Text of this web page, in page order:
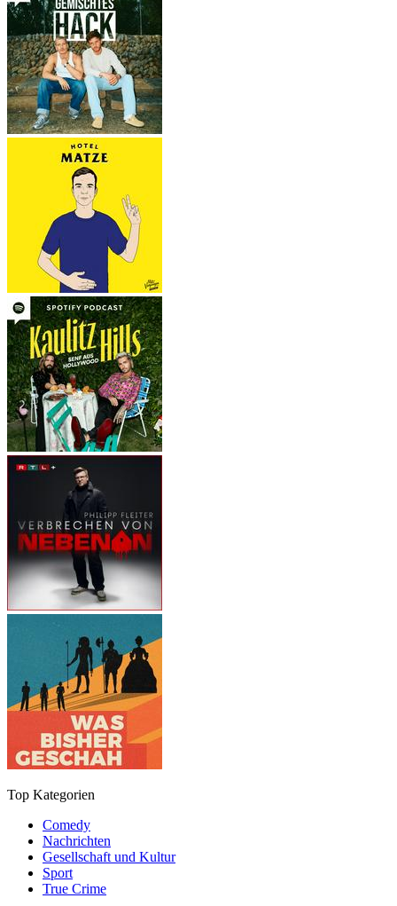
Top Kategorien
Comedy
Nachrichten
Gesellschaft und Kultur
Sport
True Crime